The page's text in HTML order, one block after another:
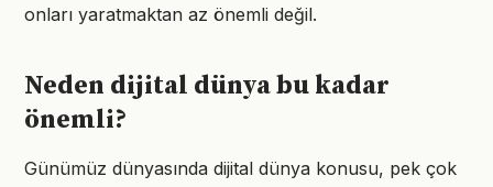
onları yaratmaktan az önemli değil.
Neden dijital dünya bu kadar
önemli?
Günümüz dünyasında dijital dünya konusu, pek çok